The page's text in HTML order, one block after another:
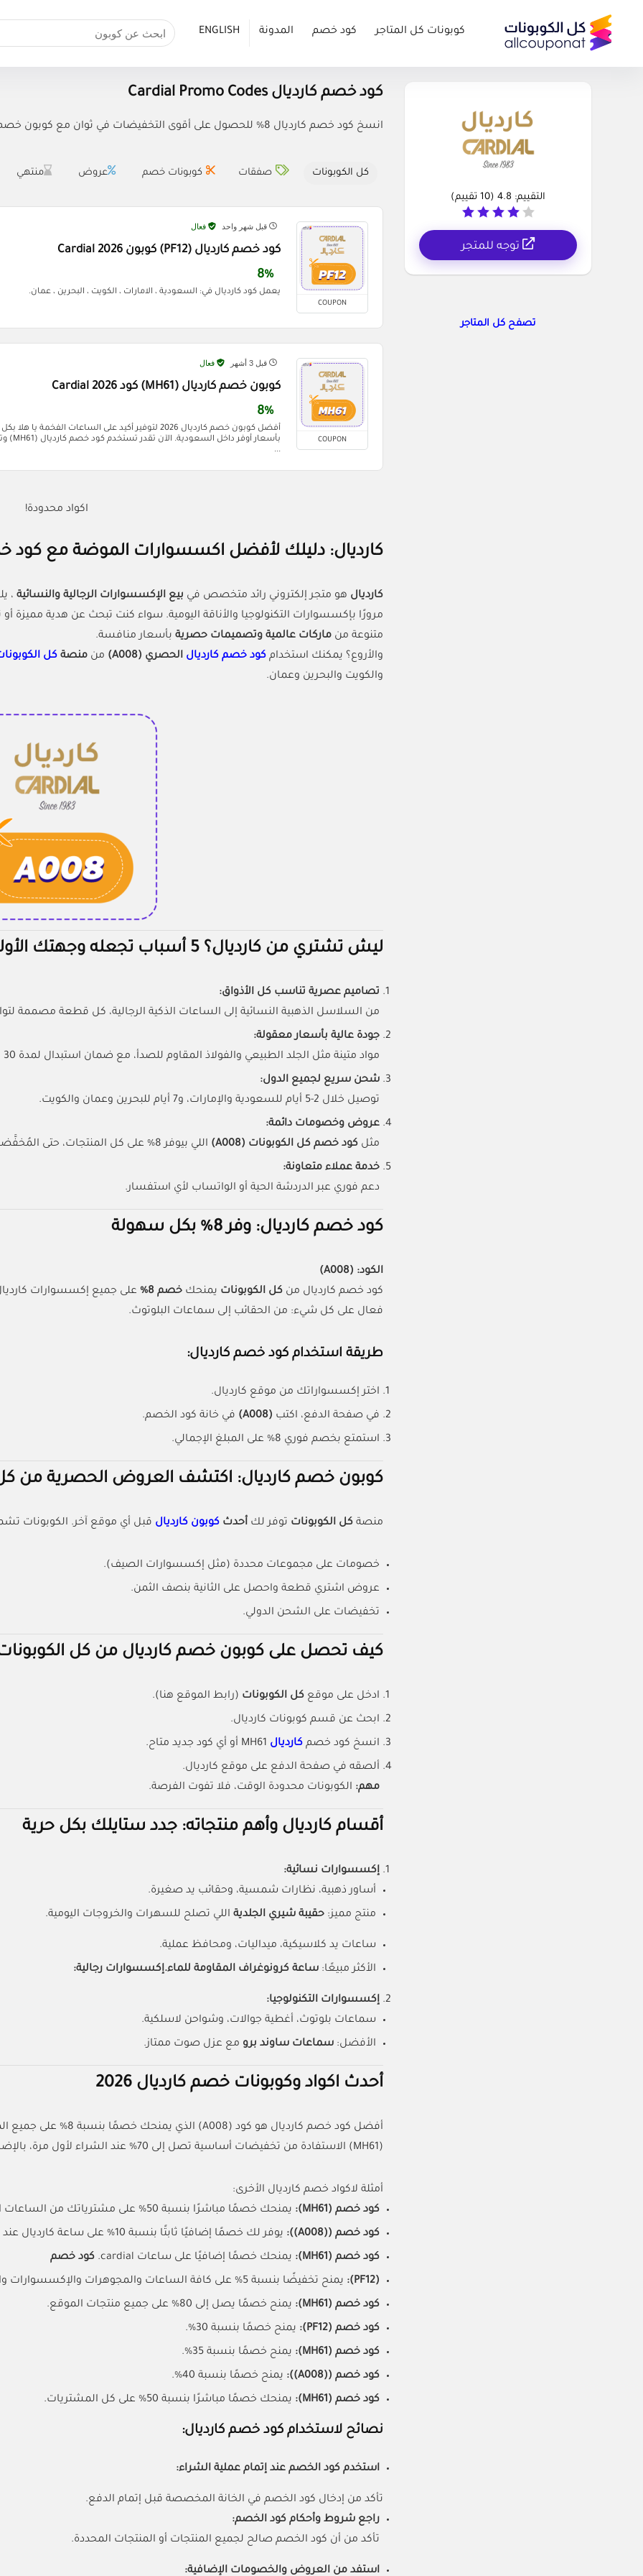
كوبونات كل المتاجر كود خصم المدونة ENGLISH
كود خصم كارديال Cardial Promo Codes
انسخ كود خصم كارديال 8% للحصول على أقوى التخفيضات في ثوان مع كوبون خصم Cardial.
التقييم: 4.8
(
10 تقييم)
توجه للمتجر
كل الكوبونات صفقات كوبونات خصم عروض منتهي
COUPON
قبل شهر واحد فعال
كود خصم كارديال (PF12) كوبون Cardial 2026
8%
يعمل كود كارديال في: السعودية ، الامارات ، الكويت ، البحرين ، عمان.
COUPON
قبل 3 أشهر فعال
كوبون خصم كارديال (MH61) كود Cardial 2026
8%
أفضل كوبون خصم كارديال 2026 لتوفير أكيد على الساعات
...
اكواد محدودة!
كارديال: دليلك لأفضل اكسسوارات الموضة مع كود
كارديال هو متجر إلكتروني رائد متخصص في بيع الإكسسوارات الرجالية والنسائية ،
مرورًا بإكسسوارات التكنولوجيا والأناقة اليومية. سواء كنت تبحث عن هدية
متنوعة من ماركات عالمية وتصميمات حصرية بأسعار منافسة.
والأروع؟ يمكنك استخدام كود خصم كارديال الحصري (A008) من منصة كل
والكويت والبحرين وعمان.
ليش تشتري من كارديال؟ 5 أسباب تجعله وجهتك الأولى
تصاميم عصرية تناسب كل الأذواق:
من السلاسل الذهبية النسائية إلى الساعات الذكية الرجالية، كل قطعة مصممة
جودة عالية بأسعار معقولة:
مواد متينة مثل الجلد الطبيعي والفولاذ المقاوم للصدأ، مع ضمان استبدال لمدة 30 يومًا.
شحن سريع لجميع الدول:
توصيل خلال 2-5 أيام للسعودية والإمارات، و7 أيام للبحرين وعمان والكويت.
عروض وخصومات دائمة:
مثل كود خصم كل الكوبونات (A008) اللي بيوفر 8% على كل المنتجات، حتى المُخفَّضة
خدمة عملاء متعاونة:
دعم فوري عبر الدردشة الحية أو الواتساب لأي استفسار.
كود خصم كارديال: وفر 8% بكل سهولة
الكود: (A008)
كود خصم كارديال من كل الكوبونات يمنحك خصم 8%
على جميع إكسسوارات
فعال على كل شيء: من الحقائب إلى سماعات البلوتوث.
طريقة استخدام كود خصم كارديال:
اختر إكسسواراتك من موقع كارديال.
في صفحة الدفع، اكتب (A008) في خانة كود الخصم.
استمتع بخصم فوري 8% على المبلغ الإجمالي.
كوبون خصم كارديال: اكتشف العروض الحصرية من كل
منصة كل الكوبونات توفر لك أحدث كوبون كارديال قبل أي موقع آخر. الكوبونات
خصومات على مجموعات محددة (مثل إكسسوارات الصيف).
عروض اشتري قطعة واحصل على الثانية بنصف الثمن.
تخفيضات على الشحن الدولي.
كيف تحصل على كوبون خصم كارديال من كل
ادخل على موقع كل الكوبونات (رابط الموقع هنا).
ابحث عن قسم كوبونات كارديال.
انسخ كود خصم كارديال أو أي كود جديد متاح.
ألصقه في صفحة الدفع على موقع كارديال.
مهم: الكوبونات محدودة الوقت، فلا تفوت الفرصة.
أقسام كارديال وأهم منتجاته: جدد ستايلك بكل حرية
إكسسوارات نسائية:
أساور ذهبية، نظارات شمسية، وحقائب يد صغيرة.
منتج مميز: حقيبة شيري الجلدية اللي تصلح للسهرات والخروجات اليومية.
ساعات يد كلاسيكية، ميداليات، ومحافظ عملية.
الأكثر مبيعًا: ساعة كرونوغراف المقاومة للماء.إكسسوارات رجالية:
إكسسوارات التكنولوجيا:
سماعات بلوتوث، أغطية جوالات، وشواحن لاسلكية.
الأفضل: سماعات ساوند برو مع عزل صوت ممتاز.
أحدث اكواد وكوبونات خصم كارديال 2026
أفضل كود خصم كارديال هو كود (A008) الذي يمنحك خصمًا بنسبة 8% على جميع المنتجات، و هو صالح لكل العملاء.
(MH61) الاستفادة من تخفيضات أساسية تصل إلى 70% عند الشراء لأول مرة، بالإضافة إلى العروض والخصومات الإضافية لكل طلب.
أمثلة لاكواد خصم كارديال الأخرى:
كود خصم (MH61):
يمنحك خصمًا مباشرًا بنسبة 50% على مشترياتك من الساعات الراقية.
كود خصم ((A008)): يوفر لك خصمًا إضافيًا ثابتًا بنسبة 10% على ساعة كارديال عند إتمام الدفع.
كود خصم (MH61): يمنحك خصمًا إضافيًا على ساعات cardial. كود خصم
(PF12): يمنح تخفيضًا بنسبة 5% على كافة الساعات والمجوهرات والإكسسوارات والنظارات وغيرها من منتجات المتجر.
كود خصم (MH61): يمنح خصمًا يصل إلى 80% على جميع منتجات الموقع.
كود خصم (PF12): يمنح خصمًا بنسبة 30%.
كود خصم (MH61): يمنح خصمًا بنسبة 35%.
كود خصم ((A008)): يمنح خصمًا بنسبة 40%.
كود خصم (MH61): يمنحك خصمًا مباشرًا بنسبة 50% على كل المشتريات.
نصائح لاستخدام كود خصم كارديال:
استخدم كود الخصم عند إتمام عملية الشراء:
تأكد من إدخال كود الخصم في الخانة المخصصة قبل إتمام الدفع.
راجع شروط وأحكام كود الخصم:
تأكد من أن كود الخصم صالح لجميع المنتجات أو المنتجات المحددة.
استفد من العروض والخصومات الإضافية:
تصفح كل المتاجر